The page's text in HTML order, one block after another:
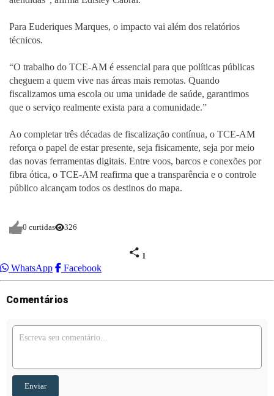
Para Euderiques Marques, o impacto vai além dos relatórios
técnicos.
“O trabalho do TCE-AM é essencial para que políticas públicas
cheguem a quem vive nas áreas mais remotas. Quando
fiscalizamos uma escola ou uma unidade de saúde, garantimos
que o serviço realmente exista para a comunidade.”
Ao completar três décadas de fiscalização contínua, o TCE-AM
reforça o papel de estar presente, seja fisicamente, seja por meio
das novas ferramentas digitais. Entre voos, barcos e conexões por
fibra ótica, o TCE-AM reafirma que a transparência e o controle
público alcançam todos os destinos do mapa.
0 curtidas 326
1
WhatsApp Facebook
Comentários
Enviar